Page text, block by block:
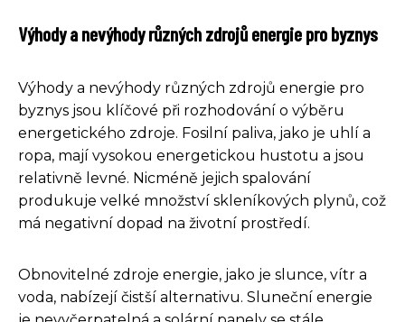
Výhody a nevýhody různých zdrojů energie pro byznys
Výhody a nevýhody různých zdrojů energie pro
byznys jsou klíčové při rozhodování o výběru
energetického zdroje. Fosilní paliva, jako je uhlí a
ropa, mají vysokou energetickou hustotu a jsou
relativně levné. Nicméně jejich spalování
produkuje velké množství skleníkových plynů, což
má negativní dopad na životní prostředí.
Obnovitelné zdroje energie, jako je slunce, vítr a
voda, nabízejí čistší alternativu. Sluneční energie